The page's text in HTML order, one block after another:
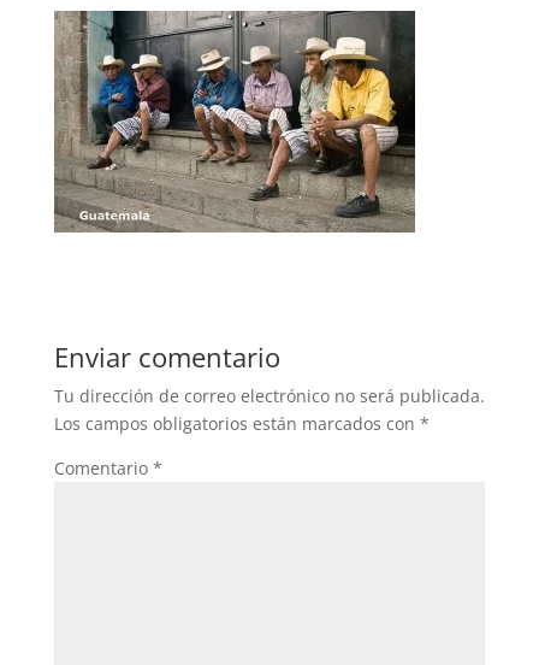
Enviar comentario
Tu dirección de correo electrónico no será publicada.
Los campos obligatorios están marcados con *
Comentario *